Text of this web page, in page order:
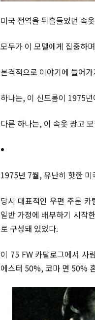
미국 전역을 뒤흘들었던 속
모두가 이 모델에게 집중하
본격적으로 이야기에 들어
하나는, 이 신드롬이 1975
다른 하나는, 이 속옷 광고
1975년 7월, 유난히 핫한 미
당시 대표적인 우편 주문
일반 가정에 배부하기 시작
로 구성돼 있었다.
이 75 FW 카탈로그에서 사
에스터 50%, 코마 면 50%